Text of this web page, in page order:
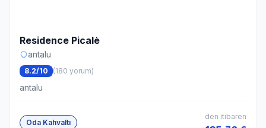
Residence Picalè
antalu
8.2/10 (180 yorum)
antalu
Oda Kahvaltı
den itibaren